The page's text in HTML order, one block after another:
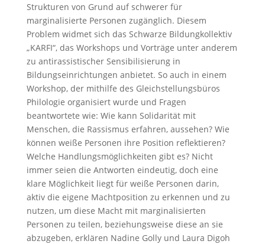
Strukturen von Grund auf schwerer für
marginalisierte Personen zugänglich. Diesem
Problem widmet sich das Schwarze Bildungkollektiv
„KARFI“, das Workshops und Vorträge unter anderem
zu antirassistischer Sensibilisierung in
Bildungseinrichtungen anbietet. So auch in einem
Workshop, der mithilfe des Gleichstellungsbüros
Philologie organisiert wurde und Fragen
beantwortete wie: Wie kann Solidarität mit
Menschen, die Rassismus erfahren, aussehen? Wie
können weiße Personen ihre Position reflektieren?
Welche Handlungsmöglichkeiten gibt es? Nicht
immer seien die Antworten eindeutig, doch eine
klare Möglichkeit liegt für weiße Personen darin,
aktiv die eigene Machtposition zu erkennen und zu
nutzen, um diese Macht mit marginalisierten
Personen zu teilen, beziehungsweise diese an sie
abzugeben, erklären Nadine Golly und Laura Digoh